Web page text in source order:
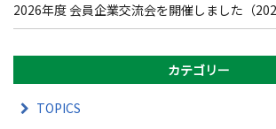
2026年度 会員企業交流会を開催しました（
カテゴリー
TOPICS